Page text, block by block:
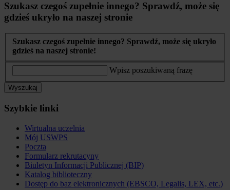
Szukasz czegoś zupełnie innego? Sprawdź, może się
gdzieś ukryło na naszej stronie
Szukasz czegoś zupełnie innego? Sprawdź, może się ukryło
gdzieś na naszej stronie!
Wpisz poszukiwaną frazę
Wyszukaj
Szybkie linki
Wirtualna uczelnia
Mój USWPS
Poczta
Formularz rekrutacyny
Biuletyn Informacji Publicznej (BIP)
Katalog biblioteczny
Dostęp do baz elektronicznych (EBSCO, Legalis, LEX, etc.)